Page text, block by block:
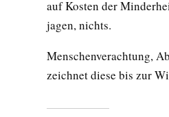
auf Kosten der
jagen, nichts.
Menschenverachtung,
zeichnet diese bis zur